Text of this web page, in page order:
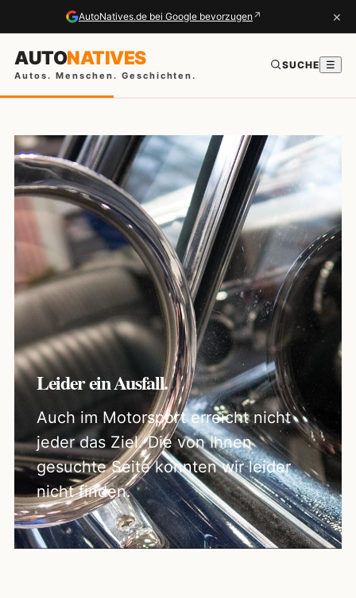
AutoNatives.de bei Google bevorzugen ↗ ×
AUTONATIVES
Autos. Menschen. Geschichten.
SUCHE ☰
Leider ein Ausfall.
Auch im Motorsport erreicht nicht
jeder das Ziel. Die von Ihnen
gesuchte Seite konnten wir leider
nicht finden.